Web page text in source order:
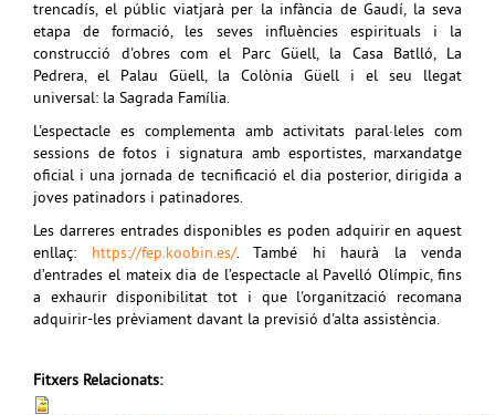
trencadís, el públic viatjarà per la infància de Gaudí, la seva
etapa de formació, les seves influències espirituals i la
construcció d'obres com el Parc Güell, la Casa Batlló, La
Pedrera, el Palau Güell, la Colònia Güell i el seu llegat
universal: la Sagrada Família.
L'espectacle es complementa amb activitats paral·leles com
sessions de fotos i signatura amb esportistes, marxandatge
oficial i una jornada de tecnificació el dia posterior, dirigida a
joves patinadors i patinadores.
Les darreres entrades disponibles es poden adquirir en aquest
enllaç: https://fep.koobin.es/. També hi haurà la venda
d’entrades el mateix dia de l’espectacle al Pavelló Olímpic, fins
a exhaurir disponibilitat tot i que l'organització recomana
adquirir-les prèviament davant la previsió d'alta assistència.
Fitxers Relacionats: